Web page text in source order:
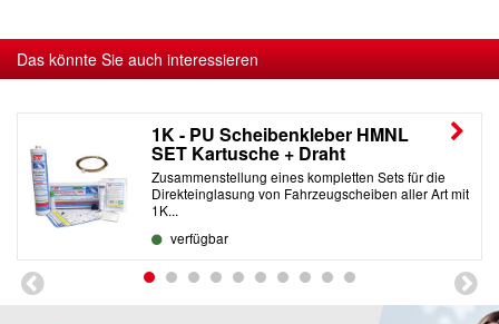
Das könnte Sie auch interessieren
1K - PU Scheibenkleber HMNL
SET Kartusche + Draht
Zusammenstellung eines kompletten Sets für die
Direkteinglasung von Fahrzeugscheiben aller Art mit
1K...
verfügbar